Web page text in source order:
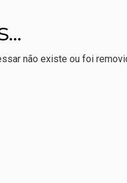
"o que falta é espaço"
não existe ou foi